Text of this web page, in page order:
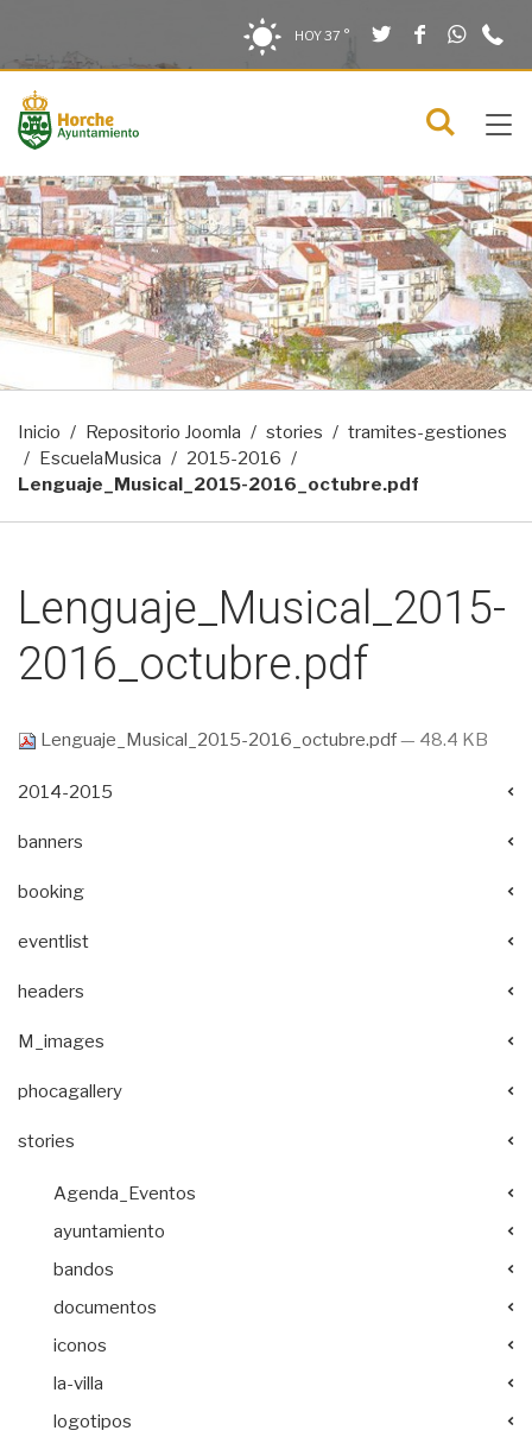
HOY37 ° TwitterFacebook
menú
Inicio Repositorio Joomla stories
tramites-gestiones
EscuelaMusica
2015-2016
Lenguaje_Musical_2015-2016_octubre.pdf
Lenguaje_Musical_2015-
2016_octubre.pdf
Lenguaje_Musical_2015-2016_octubre.pdf— 48.4 KB
2014-2015
banners
booking
eventlist
headers
M_images
phocagallery
stories
Agenda_Eventos
ayuntamiento
bandos
documentos
iconos
la-villa
logotipos